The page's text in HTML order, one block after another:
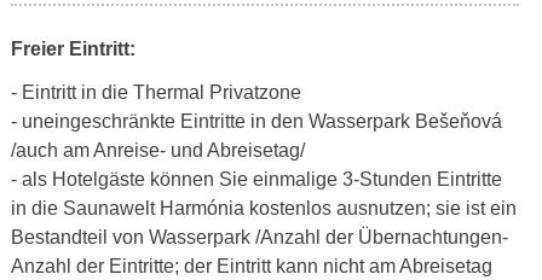
Freier Eintritt:
- Eintritt in die Thermal Privatzone
- uneingeschränkte Eintritte in den Wasserpark Bešeňová
/auch am Anreise- und Abreisetag/
- als Hotelgäste können Sie einmalige 3-Stunden Eintritte
in die Saunawelt Harmónia kostenlos ausnutzen; sie ist ein
Bestandteil von Wasserpark /Anzahl der Übernachtungen-
Anzahl der Eintritte; der Eintritt kann nicht am Abreisetag